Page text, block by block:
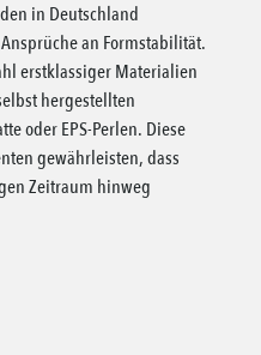
in Deutschland
an Formstabilität.
erstklassiger Materialien
hergestellten
oder EPS-Perlen. Diese
gewährleisten, dass
Zeitraum hinweg